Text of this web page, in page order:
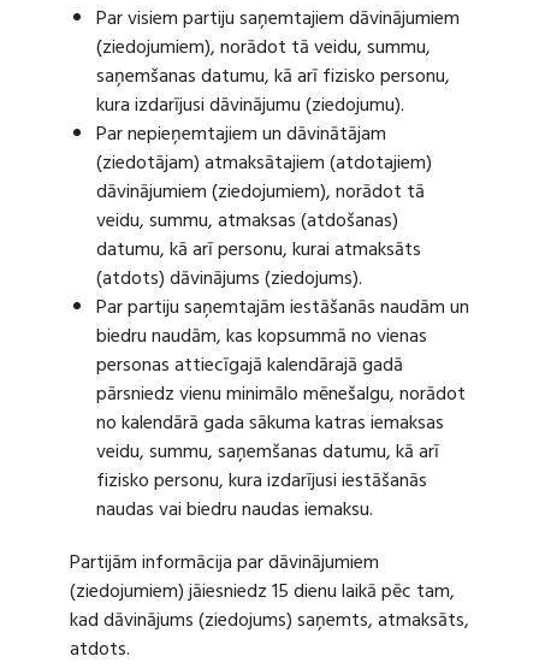
Par visiem partiju saņemtajiem dāvinājumiem
(ziedojumiem), norādot tā veidu, summu,
saņemšanas datumu, kā arī fizisko personu,
kura izdarījusi dāvinājumu (ziedojumu).
Par nepieņemtajiem un dāvinātājam
(ziedotājam) atmaksātajiem (atdotajiem)
dāvinājumiem (ziedojumiem), norādot tā
veidu, summu, atmaksas (atdošanas)
datumu, kā arī personu, kurai atmaksāts
(atdots) dāvinājums (ziedojums).
Par partiju saņemtajām iestāšanās naudām un
biedru naudām, kas kopsummā no vienas
personas attiecīgajā kalendārajā gadā
pārsniedz vienu minimālo mēnešalgu, norādot
no kalendārā gada sākuma katras iemaksas
veidu, summu, saņemšanas datumu, kā arī
fizisko personu, kura izdarījusi iestāšanās
naudas vai biedru naudas iemaksu.
Partijām informācija par dāvinājumiem
(ziedojumiem) jāiesniedz 15 dienu laikā pēc tam,
kad dāvinājums (ziedojums) saņemts, atmaksāts,
atdots.